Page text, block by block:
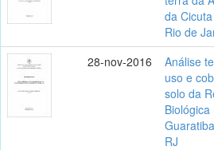
da
Rio de
28-nov-2016
Análise
uso e
solo da
RJ